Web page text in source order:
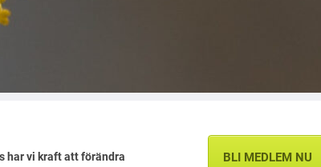
har vi kraft att förändra BLI MEDLEM NU